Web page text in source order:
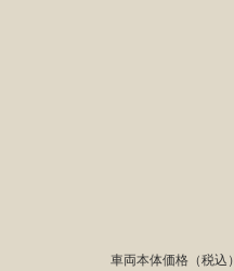
車両本体価格（税込）